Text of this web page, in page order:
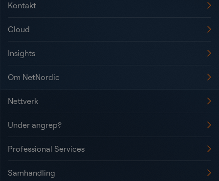
Kontakt
Cloud
Insights
Om NetNordic
Nettverk
Under angrep?
Professional Services
Samhandling